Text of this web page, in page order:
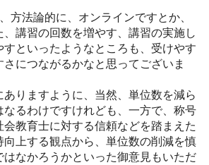
方法論的に、オンラインですとか、
、講習の回数を増やす、講習の実施し
すといったようなところも、受けやす
さにつながるかなと思ってございま
りますように、当然、単位数を減ら
なるわけですけれども、一方で、称号
会教育士に対する信頼などを踏まえた
向上する観点から、単位数の削減を慎
はなかろうかといった御意見もいただ